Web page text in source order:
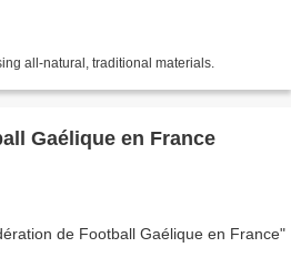
all-natural, traditional materials.
Gaélique en France